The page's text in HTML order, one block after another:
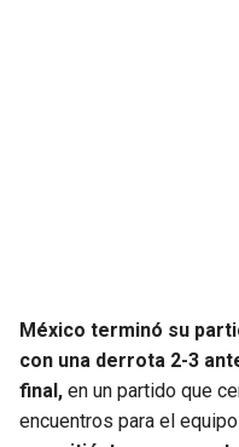
RAMS
49ERS
ROCKETS
GRIZZLIES
México terminó su
con una derrota 2-3
final, en un partido que
encuentros para el